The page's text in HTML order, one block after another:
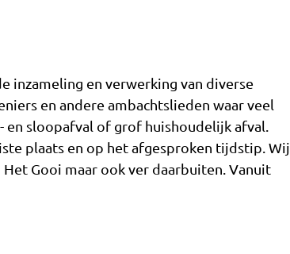
inzameling en verwerking van diverse
en andere ambachtslieden waar veel
en sloopafval of grof huishoudelijk afval.
plaats en op het afgesproken tijdstip. Wij
Gooi maar ook ver daarbuiten. Vanuit